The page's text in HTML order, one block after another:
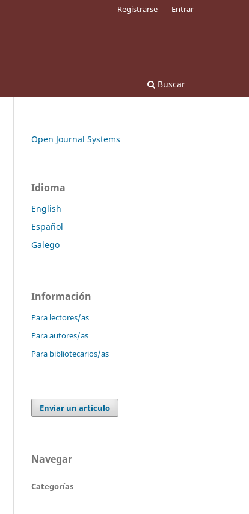
Buscar
Registrarse Entrar
Open Journal Systems
Idioma
English
Español
Galego
Información
Para lectores/as
Para autores/as
Para bibliotecarios/as
Enviar un artículo
Navegar
Categorías